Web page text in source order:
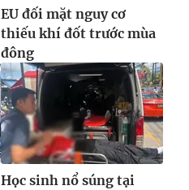
EU đối mặt nguy cơ
thiếu khí đốt trước mùa
đông
Học sinh nổ súng tại